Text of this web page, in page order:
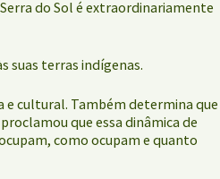
do Sol é extraordinariamente
suas terras indígenas.
e cultural. Também determina que
que essa dinâmica de
como ocupam e quanto